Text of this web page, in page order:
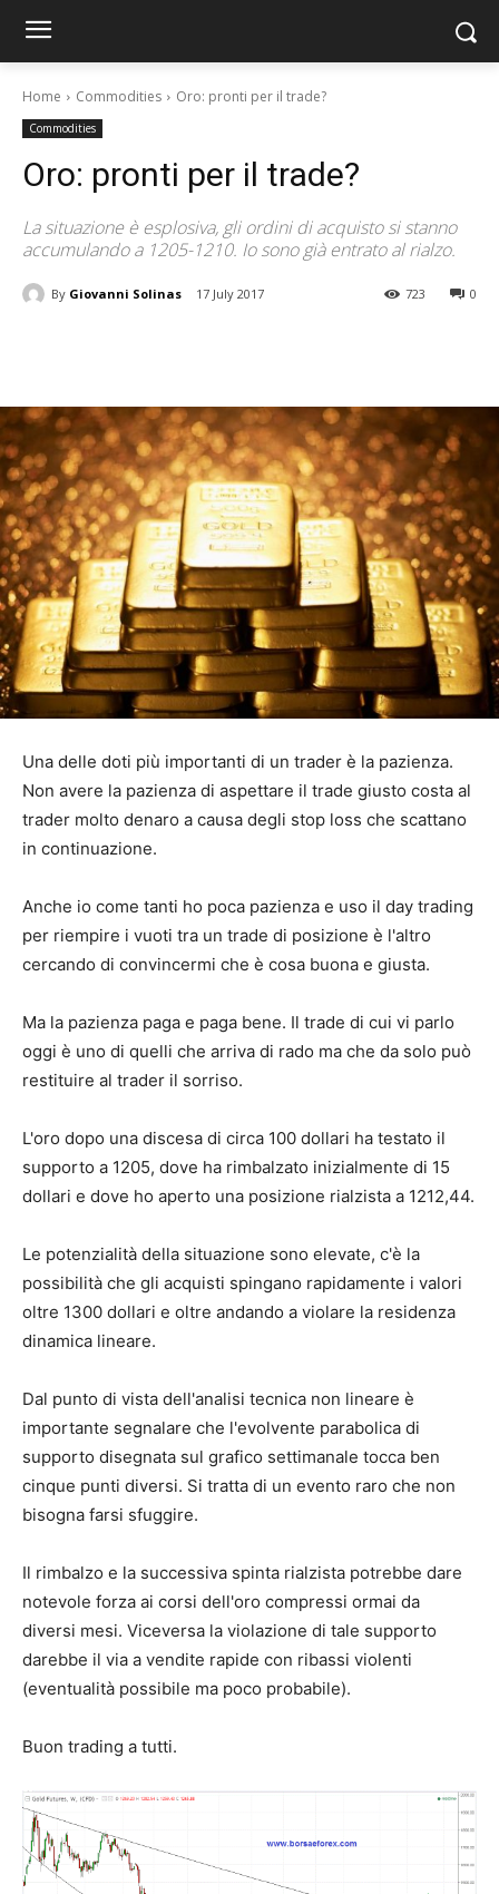
Home Commodities Oro: pronti per il trade?
Commodities
Oro: pronti per il trade?
La situazione è esplosiva, gli ordini di acquisto si stanno
accumulando a 1205-1210. Io sono già entrato al rialzo.
By Giovanni Solinas 17 July 2017 0
723
Una delle doti più importanti di un trader è la pazienza.
Non avere la pazienza di aspettare il trade giusto costa al
trader molto denaro a causa degli stop loss che scattano
in continuazione.
Anche io come tanti ho poca pazienza e uso il day trading
per riempire i vuoti tra un trade di posizione è l'altro
cercando di convincermi che è cosa buona e giusta.
Ma la pazienza paga e paga bene. Il trade di cui vi parlo
oggi è uno di quelli che arriva di rado ma che da solo può
restituire al trader il sorriso.
L'oro dopo una discesa di circa 100 dollari ha testato il
supporto a 1205, dove ha rimbalzato inizialmente di 15
dollari e dove ho aperto una posizione rialzista a 1212,44.
Le potenzialità della situazione sono elevate, c'è la
possibilità che gli acquisti spingano rapidamente i valori
oltre 1300 dollari e oltre andando a violare la residenza
dinamica lineare.
Dal punto di vista dell'analisi tecnica non lineare è
importante segnalare che l'evolvente parabolica di
supporto disegnata sul grafico settimanale tocca ben
cinque punti diversi. Si tratta di un evento raro che non
bisogna farsi sfuggire.
Il rimbalzo e la successiva spinta rialzista potrebbe dare
notevole forza ai corsi dell'oro compressi ormai da
diversi mesi. Viceversa la violazione di tale supporto
darebbe il via a vendite rapide con ribassi violenti
(eventualità possibile ma poco probabile).
Buon trading a tutti.